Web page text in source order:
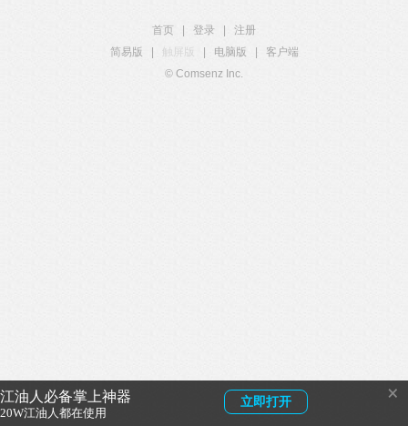
江油人必备掌上神器
20W江油人都在使用
立即打开 ×
首页 登录
注册
简易版
触屏版 电脑版
客户端
© Comsenz Inc.